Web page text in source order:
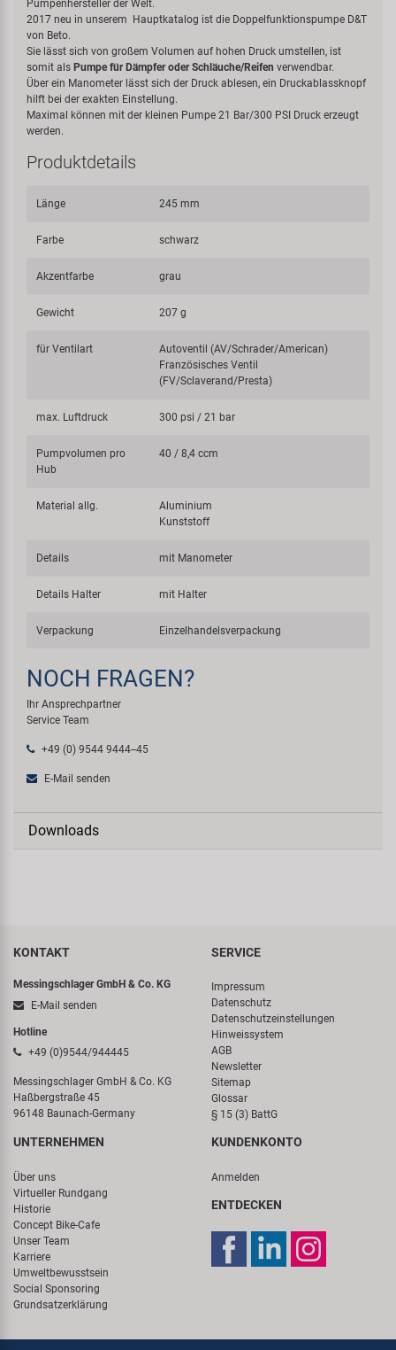
Pumpenhersteller der Welt.
2017 neu in unserem Hauptkatalog ist die Doppelfunktionspumpe D&T
von Beto.
Sie lässt sich von großem Volumen auf hohen Druck umstellen, ist
somit als Pumpe für Dämpfer oder Schläuche/Reifen verwendbar.
Über ein Manometer lässt sich der Druck ablesen, ein Druckablassknopf
hilft bei der exakten Einstellung.
Maximal können mit der kleinen Pumpe 21 Bar/300 PSI Druck erzeugt
werden.
Produktdetails
Länge 245 mm
Farbe schwarz
Akzentfarbe grau
Gewicht 207 g
für Ventilart
Autoventil (AV/Schrader/American)
Französisches Ventil
(FV/Sclaverand/Presta)
max. Luftdruck 300 psi / 21 bar
Pumpvolumen pro
Hub
40 / 8,4 ccm
Material allg.
Aluminium
Kunststoff
Details mit Manometer
Details Halter mit Halter
Verpackung Einzelhandelsverpackung
NOCH FRAGEN?
Ihr Ansprechpartner
Service Team
+49 (0) 9544 9444--45
E-Mail senden
Downloads
KONTAKT
Messingschlager GmbH & Co. KG
E-Mail senden
Hotline
+49 (0)9544/944445
Messingschlager GmbH & Co. KG
Haßbergstraße 45
96148 Baunach-Germany
SERVICE
Impressum
Datenschutz
Datenschutzeinstellungen
Hinweissystem
AGB
Newsletter
Sitemap
Glossar
§ 15 (3) BattG
UNTERNEHMEN
Über uns
Virtueller Rundgang
Historie
Concept Bike-Cafe
Unser Team
Karriere
Umweltbewusstsein
Social Sponsoring
Grundsatzerklärung
KUNDENKONTO
Anmelden
ENTDECKEN